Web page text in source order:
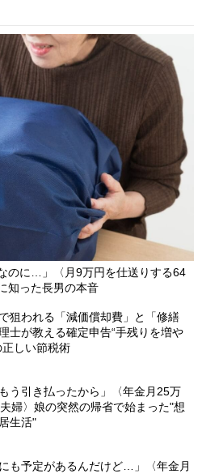
月14万円・72歳女性〉シニア
らの連絡2026/08/06
〈年金月17万円・74歳男性〉物
” 2026/08/06
のに…」〈月9万円を仕送りする64
知った長男の本音
狙われる「減価償却費」と「修繕
士が教える確定申告“手残りを増や
正しい節税術
もう引き払ったから」〈年金月25万
婦〉娘の突然の帰省で始まった"想
生活"
にも予定があるんだけど…」〈年金月